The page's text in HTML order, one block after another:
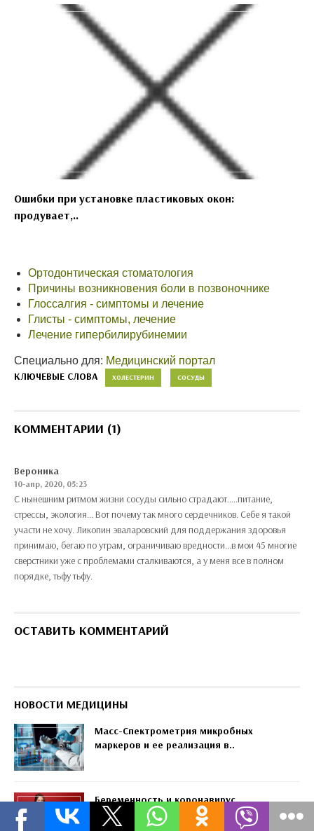
Ошибки при установке пластиковых окон:
продувает,..
Ортодонтическая стоматология
Причины возникновения боли в позвоночнике
Глоссалгия - симптомы и лечение
Глисты - симптомы, лечение
Лечение гипербилирубинемии
Специально для: Медицинский портал
КЛЮЧЕВЫЕ СЛОВА ХОЛЕСТЕРИН СОСУДЫ
КОММЕНТАРИИ (1)
Вероника
10-апр, 2020, 05:23
С нынешним ритмом жизни сосуды сильно страдают.....питание,
стрессы, экология... Вот почему так много сердечников. Себе я такой
участи не хочу. Ликопин эваларовский для поддержания здоровья
принимаю, бегаю по утрам, ограничиваю вредности...в мои 45 многие
сверстники уже с проблемами сталкиваются, а у меня все в полном
порядке, тьфу тьфу.
ОСТАВИТЬ КОММЕНТАРИЙ
НОВОСТИ МЕДИЦИНЫ
Масс-Спектрометрия микробных
маркеров и ее реализация в..
Беременность и коронавирус..